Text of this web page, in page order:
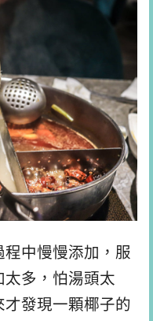
中慢慢添加，服
多，怕湯頭太
發現一顆椰子的